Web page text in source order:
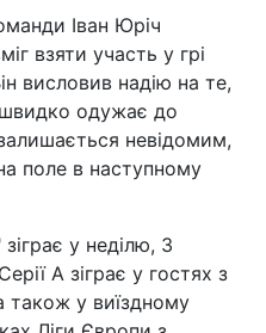
Іван Юріч
взяти участь у грі
висловив надію на те,
одужає до
невідомим,
поле в наступному
у неділю, 3
А зіграє у гостях з
також у виїздному